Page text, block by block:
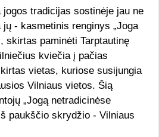
jogos tradicijas sostinėje jau ne
- kasmetinis renginys „Joga
skirtas paminėti Tarptautinę
kviečia į pačias
vietas, kuriose susijungia
Vilniaus vietos. Šią
„Jogą netradicinėse
paukščio skrydžio - Vilniaus